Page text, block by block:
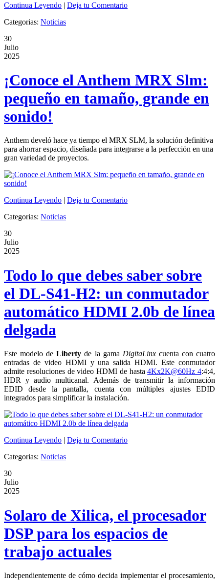
Continua Leyendo | Deja tu Comentario
Categorias: Noticias
30
Julio
2025
¡Conoce el Anthem MRX Slm:
pequeño en tamaño, grande en
sonido!
Anthem develó hace ya tiempo el MRX SLM, la solución definitiva
para ahorrar espacio, diseñada para integrarse a la perfección en una
gran variedad de proyectos.
Continua Leyendo | Deja tu Comentario
Categorias: Noticias
30
Julio
2025
Todo lo que debes saber sobre
el DL-S41-H2: un conmutador
automático HDMI 2.0b de línea
delgada
Este modelo deLiberty de la gama DigitaLinxcuenta con cuatro
entradas de video HDMI y una salida HDMI. Este conmutador
admite resoluciones de video HDMI de hasta4Kx2K@60Hz 4:4:4,
HDR y audio multicanal. Además de transmitir la información
EDID desde la pantalla, cuenta con múltiples ajustes EDID
integrados para simplificar la instalación.
Continua Leyendo | Deja tu Comentario
Categorias: Noticias
30
Julio
2025
Solaro de Xilica, el procesador
DSP para los espacios de
trabajo actuales
Independientemente de cómo decida implementar el procesamiento,